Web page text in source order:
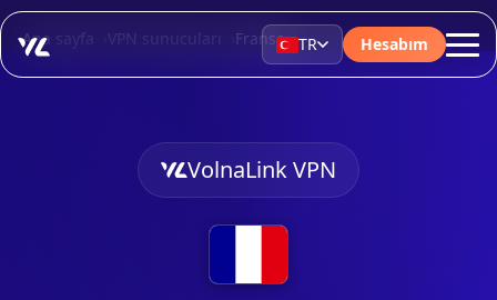
TR Hesabım
Ana sayfa VPN sunucuları Fransa
VolnaLink VPN